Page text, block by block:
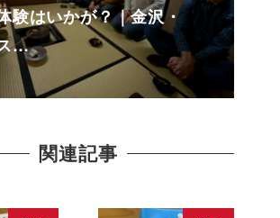
験はいかが？｜金沢・
…
関連記事